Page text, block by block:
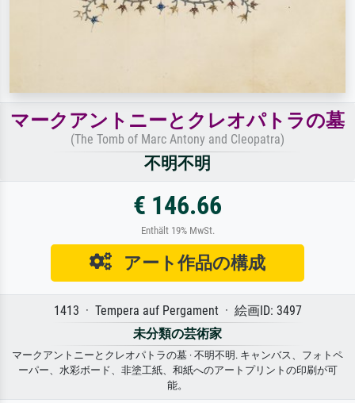
マークアントニーとクレオパトラの墓
(The Tomb of Marc Antony and Cleopatra)
不明不明
€ 146.66
Enthält 19% MwSt.
アート作品の構成
1413 · Tempera auf Pergament · 絵画ID: 3497
未分類の芸術家
マークアントニーとクレオパトラの墓 · 不明不明. キャンバス、フォトペ
ーパー、水彩ボード、非塗工紙、和紙へのアートプリントの印刷が可
能。